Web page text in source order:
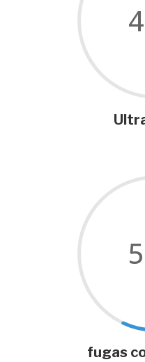
fugas